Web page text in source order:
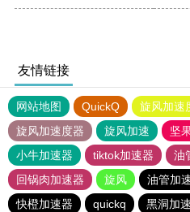
友情链接
网站地图 QuickQ 旋风加速
旋风加速度器
旋风加速 坚
小牛加速器
tiktok加速器 油
回锅肉加速器
旋风 油管加
快橙加速器
quickq 黑洞加